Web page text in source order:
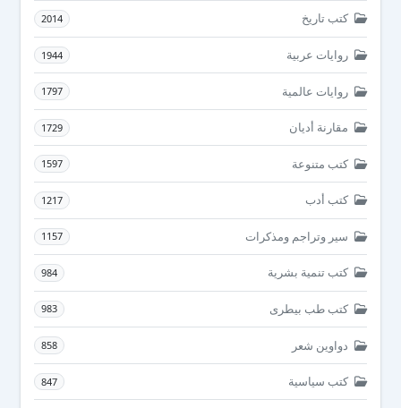
كتب تاريخ 2014
روايات عربية 1944
روايات عالمية 1797
مقارنة أديان 1729
كتب متنوعة 1597
كتب أدب 1217
سير وتراجم ومذكرات 1157
كتب تنمية بشرية 984
كتب طب بيطرى 983
دواوين شعر 858
كتب سياسية 847